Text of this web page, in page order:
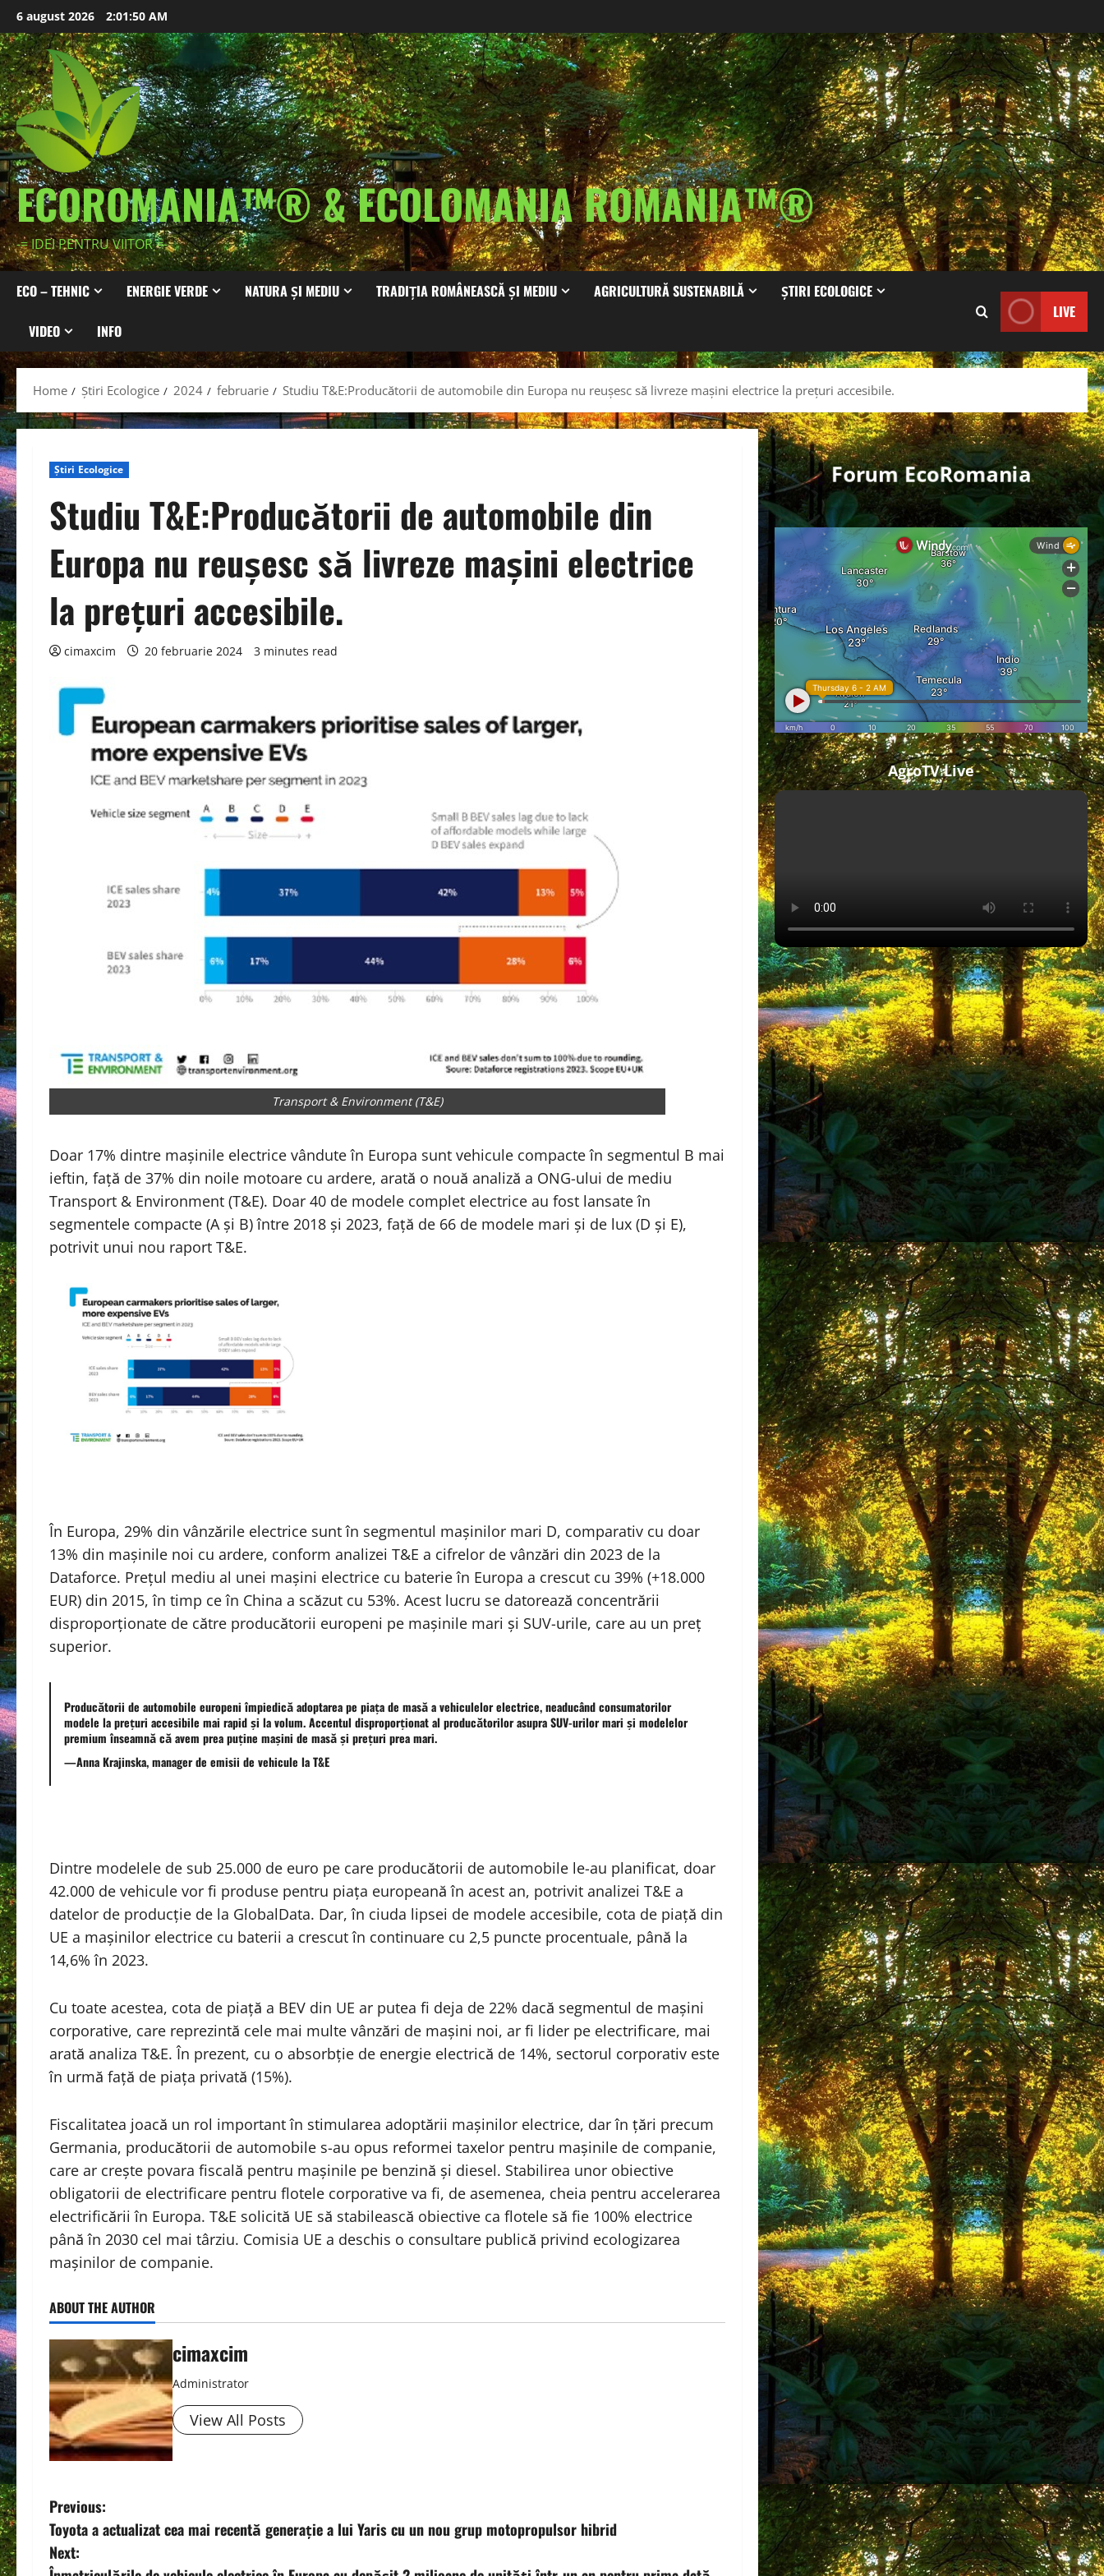
Skip
to
content
6 august 2026 2:01:51 AM
ECOROMANIA™® & ECOLOMANIA ROMANIA™®
-= IDEI PENTRU VIITOR =-
ECO – TEHNIC ENERGIE VERDE NATURA ȘI MEDIU TRADIȚIA ROMÂNEASCĂ ȘI MEDIU AGRICULTURĂ SUSTENABILĂ ȘTIRI ECOLOGICE
VIDEO INFO
LIVE
Home Știri Ecologice 2024 februarie Studiu T&E:Producătorii de automobile din Europa nu reușesc să livreze mașini electrice la prețuri accesibile.
Știri Ecologice
Studiu T&E:Producătorii de automobile din
Europa nu reușesc să livreze mașini electrice
la prețuri accesibile.
cimaxcim 20 februarie 2024 3 minutes read
Transport & Environment (T&E)
Doar 17% dintre mașinile electrice vândute în Europa sunt vehicule compacte în segmentul B mai
ieftin, față de 37% din noile motoare cu ardere, arată o nouă analiză a ONG-ului de mediu
Transport & Environment (T&E). Doar 40 de modele complet electrice au fost lansate în
segmentele compacte (A și B) între 2018 și 2023, față de 66 de modele mari și de lux (D și E),
potrivit unui nou raport T&E.
În Europa, 29% din vânzările electrice sunt în segmentul mașinilor mari D, comparativ cu doar
13% din mașinile noi cu ardere, conform analizei T&E a cifrelor de vânzări din 2023 de la
Dataforce. Prețul mediu al unei mașini electrice cu baterie în Europa a crescut cu 39% (+18.000
EUR) din 2015, în timp ce în China a scăzut cu 53%. Acest lucru se datorează concentrării
disproporționate de către producătorii europeni pe mașinile mari și SUV-urile, care au un preț
superior.
Producătorii de automobile europeni împiedică adoptarea pe piața de masă a vehiculelor electrice, neaducând consumatorilor
modele la prețuri accesibile mai rapid și la volum. Accentul disproporționat al producătorilor asupra SUV-urilor mari și modelelor
premium înseamnă că avem prea puține mașini de masă și prețuri prea mari.
—Anna Krajinska, manager de emisii de vehicule la T&E
Dintre modelele de sub 25.000 de euro pe care producătorii de automobile le-au planificat, doar
42.000 de vehicule vor fi produse pentru piața europeană în acest an, potrivit analizei T&E a
datelor de producție de la GlobalData. Dar, în ciuda lipsei de modele accesibile, cota de piață din
UE a mașinilor electrice cu baterii a crescut în continuare cu 2,5 puncte procentuale, până la
14,6% în 2023.
Cu toate acestea, cota de piață a BEV din UE ar putea fi deja de 22% dacă segmentul de mașini
corporative, care reprezintă cele mai multe vânzări de mașini noi, ar fi lider pe electrificare, mai
arată analiza T&E. În prezent, cu o absorbție de energie electrică de 14%, sectorul corporativ este
în urmă față de piața privată (15%).
Fiscalitatea joacă un rol important în stimularea adoptării mașinilor electrice, dar în țări precum
Germania, producătorii de automobile s-au opus reformei taxelor pentru mașinile de companie,
care ar crește povara fiscală pentru mașinile pe benzină și diesel. Stabilirea unor obiective
obligatorii de electrificare pentru flotele corporative va fi, de asemenea, cheia pentru accelerarea
electrificării în Europa. T&E solicită UE să stabilească obiective ca flotele să fie 100% electrice
până în 2030 cel mai târziu. Comisia UE a deschis o consultare publică privind ecologizarea
mașinilor de companie.
ABOUT THE AUTHOR
cimaxcim
Administrator
View All Posts
P
o
Previous:
Toyota a actualizat cea mai recentă generație a lui Yaris cu un nou grup motopropulsor hibrid
Next:
Forum EcoRomania
AgroTV Live